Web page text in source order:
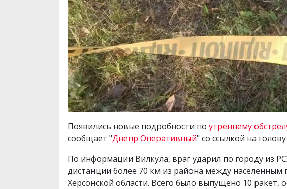
Появились новые подробности по утреннему
сообщает "Днепр Оперативный" со ссылкой на
По информации Вилкула, враг ударил по городу из
дистанции более 70 км из района между
Херсонской области. Всего было выпущено 10 ракет,